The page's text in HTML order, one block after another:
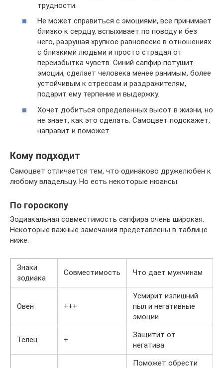
трудности.
Не может справиться с эмоциями, все принимает
близко к сердцу, вспыхивает по поводу и без
него, разрушая хрупкое равновесие в отношениях
с близкими людьми и просто страдая от
переизбытка чувств. Синий сапфир потушит
эмоции, сделает человека менее ранимым, более
устойчивым к стрессам и раздражителям,
подарит ему терпение и выдержку.
Хочет добиться определенных высот в жизни, но
не знает, как это сделать. Самоцвет подскажет,
направит и поможет.
Кому подходит
Самоцвет отличается тем, что одинаково дружелюбен к
любому владельцу. Но есть некоторые нюансы.
По гороскопу
Зодиакальная совместимость сапфира очень широкая.
Некоторые важные замечания представлены в таблице
ниже.
Знаки
зодиака
Совместимость Что дает мужчинам
Овен +++
Усмирит излишний
пыл и негативные
эмоции
Телец +
Защитит от
негатива
Поможет обрести